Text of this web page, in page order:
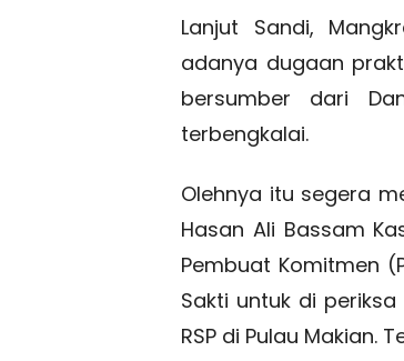
Lanjut Sandi,
adanya dugaan
bersumber dari
terbengkalai.
Olehnya itu segera
Hasan Ali Bassam
Pembuat Komitmen
Sakti untuk di
RSP di Pulau Makian.